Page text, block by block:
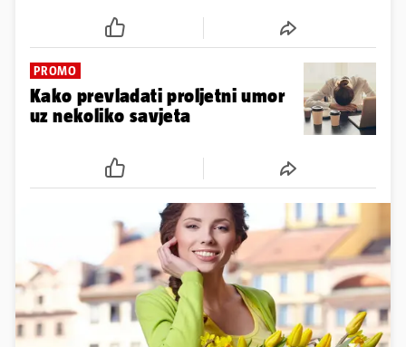
PROMO
Kako prevladati proljetni umor
uz nekoliko savjeta